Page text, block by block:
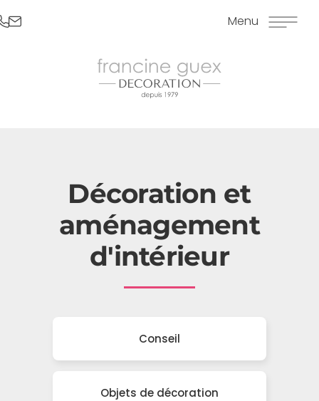
Menu
Décoration et
aménagement
d'intérieur
Conseil
Objets de décoration